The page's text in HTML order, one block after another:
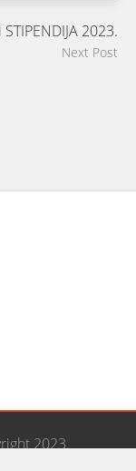
STIPENDIJA 2023.
Next Post
2023.